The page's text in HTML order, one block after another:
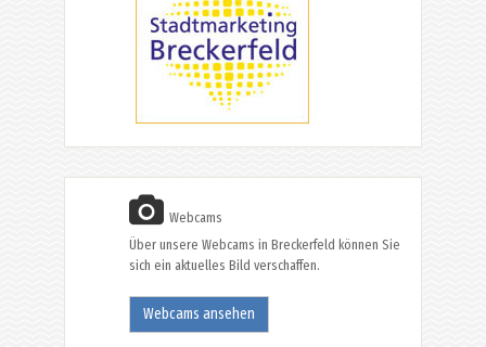
Webcams
Über unsere Webcams in Breckerfeld können Sie
sich ein aktuelles Bild verschaffen.
Webcams ansehen